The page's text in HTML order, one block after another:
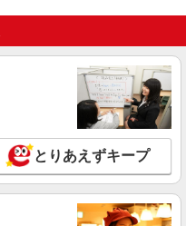
詳細を見る
とりあえずキープ